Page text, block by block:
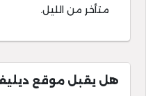
متأخر من الليل.
هل يقبل موقع